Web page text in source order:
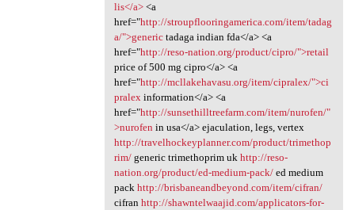
lis</a><a
href="http://stroupflooringamerica.com/item/tadag
a/">generictadaga indian fda</a> <a
href="http://reso-nation.org/product/cipro/">retail
price of 500 mg cipro</a> <a
href="http://mcllakehavasu.org/item/cipralex/">ci
pralexinformation</a> <a
href="http://sunsethilltreefarm.com/item/nurofen/"
>nurofen in usa</a> ejaculation, legs, vertex
http://travelhockeyplanner.com/product/trimethop
rim/generic trimethoprim uk http://reso-
nation.org/product/ed-medium-pack/ed medium
pack http://brisbaneandbeyond.com/item/cifran/
cifran http://shawntelwaajid.com/applicators-for-